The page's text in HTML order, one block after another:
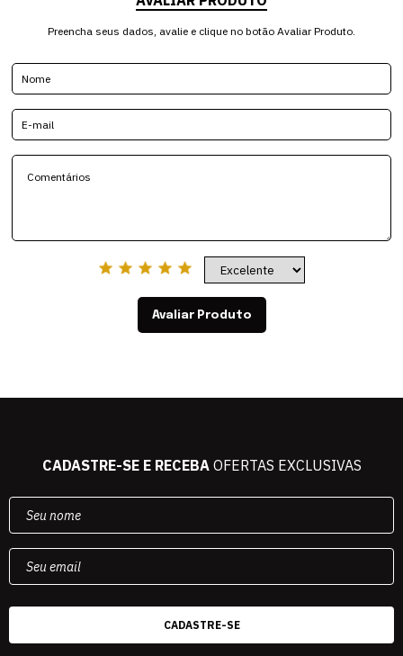
Preencha seus dados, avalie e clique no botão Avaliar Produto.
Avaliar Produto
CADASTRE-SE E RECEBAOFERTAS EXCLUSIVAS